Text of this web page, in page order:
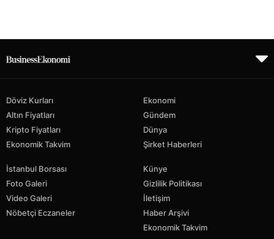
Döviz Kurları
Altın Fiyatları
Kripto Fiyatları
Ekonomik Takvim
Ekonomi
Gündem
Dünya
Şirket Haberleri
İstanbul Borsası
Foto Galeri
Video Galeri
Nöbetçi Eczaneler
Künye
Gizlilik Politikası
İletişim
Haber Arşivi
Ekonomik Takvim